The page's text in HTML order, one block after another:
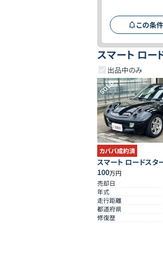
この条
スマート ロー
出品中のみ
SOLD
カババ成約済
スマート ロードスタ
100万円
売却日
年式
走行距離
都道府県
修復歴